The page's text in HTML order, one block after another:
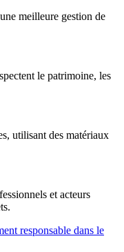
meilleure gestion de
le patrimoine, les
utilisant des matériaux
et acteurs
responsable dans le